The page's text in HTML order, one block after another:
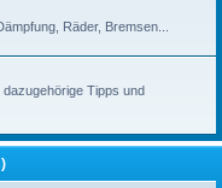
Räder, Bremsen...
Tipps und